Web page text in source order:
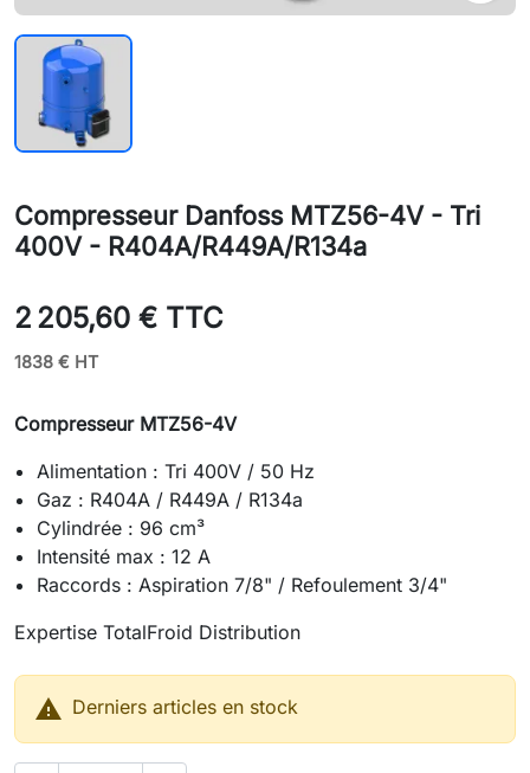
Compresseur Danfoss MTZ56-4V - Tri
400V - R404A/R449A/R134a
2 205,60 € TTC
1838 € HT
Compresseur MTZ56-4V
Alimentation : Tri 400V / 50 Hz
Gaz : R404A / R449A / R134a
Cylindrée : 96 cm³
Intensité max : 12 A
Raccords : Aspiration 7/8" / Refoulement 3/4"
Expertise TotalFroid Distribution
 Derniers articles en stock